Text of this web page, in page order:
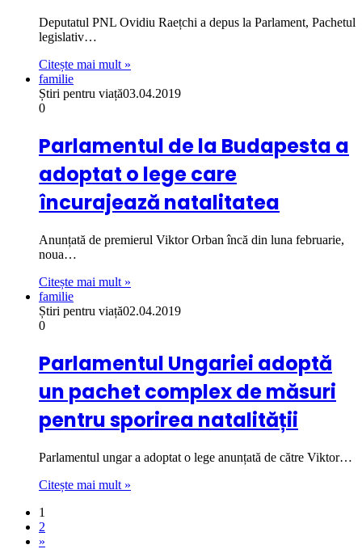
Deputatul PNL Ovidiu Raețchi a depus la Parlament, Pachetul
legislativ…
Citește mai mult »
familie
Știri pentru viață03.04.2019
0
Parlamentul de la Budapesta a
adoptat o lege care
încurajează natalitatea
Anunțată de premierul Viktor Orban încă din luna februarie,
noua…
Citește mai mult »
familie
Știri pentru viață02.04.2019
0
Parlamentul Ungariei adoptă
un pachet complex de măsuri
pentru sporirea natalității
Parlamentul ungar a adoptat o lege anunțată de către Viktor…
Citește mai mult »
1
2
»